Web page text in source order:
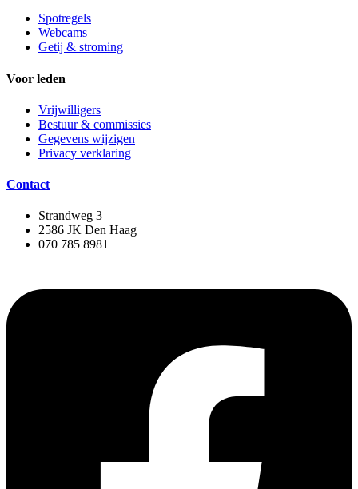
Spotregels
Webcams
Getij & stroming
Voor leden
Vrijwilligers
Bestuur & commissies
Gegevens wijzigen
Privacy verklaring
Contact
Strandweg 3
2586 JK Den Haag
070 785 8981